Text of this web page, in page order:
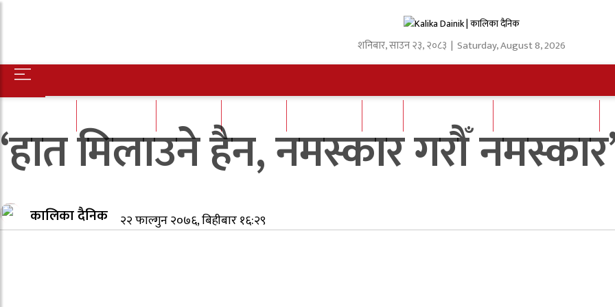
शनिबार,साउन२३,२०८३ | Saturday, August 8, 2026
‘हात मिलाउने हैन, नमस्कार गरौँ
कालिका दैनिक २२ फाल्गुन २०७६, बिहीबार १६:२९